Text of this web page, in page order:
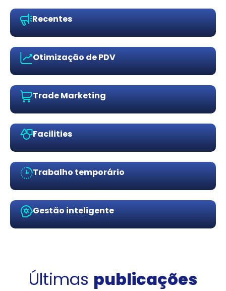
Recentes
Otimização de PDV
Trade Marketing
Facilities
Trabalho temporário
Gestão inteligente
Últimas publicações